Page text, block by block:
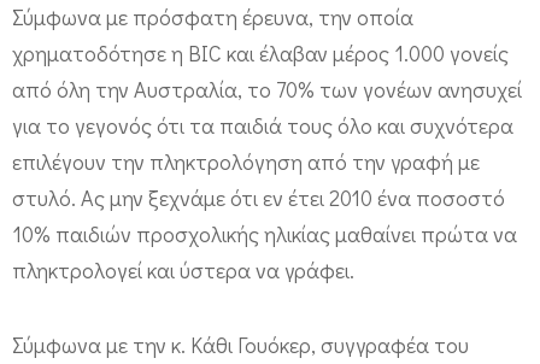
ο
ύ
”
σ
τ
υ
ό
Σύμφωνα με πρόσφατη έρευνα, την οποία
χρηματοδότησε η BΙC και έλαβαν μέρος 1.000 γονείς
από όλη την Αυστραλία, το 70% των γονέων ανησυχεί
για το γεγονός ότι τα παιδιά τους όλο και συχνότερα
επιλέγουν την πληκτρολόγηση από την γραφή με
στυλό. Ας μην ξεχνάμε ότι εν έτει 2010 ένα ποσοστό
10% παιδιών προσχολικής ηλικίας μαθαίνει πρώτα να
πληκτρολογεί και ύστερα να γράφει.
Σύμφωνα με την κ. Κάθι Γουόκερ, συγγραφέα του